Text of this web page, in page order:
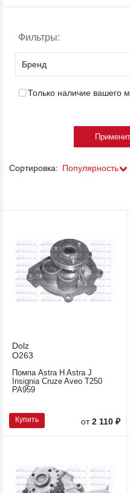
Фильтры:
Бренд
Только наличие вашего
Сортировка: Популярность
Dolz
O263
Помпа Astra H Astra J
Insignia Cruze Aveo T250
PA959
Купить от2 110 ₽